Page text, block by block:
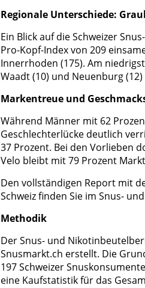
Regionale Unterschiede:
Ein Blick auf die Schweizer
Pro-Kopf-Index von 209
Innerrhoden (175). Am
Waadt (10) und Neuenburg
Markentreue und
Während Männer mit 62
Geschlechterlücke deutlich
37 Prozent. Bei den Vorlieben
Velo bleibt mit 79 Prozent
Den vollständigen Report mit
Schweiz finden Sie im Snus-
Methodik
Der Snus- und
Snusmarkt.ch erstellt. Die
197 Schweizer
eine Kaufstatistik für das